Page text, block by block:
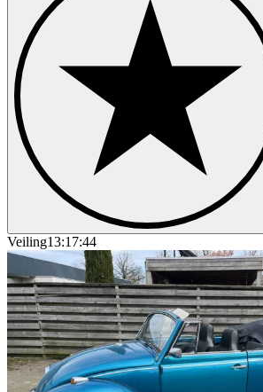
Veiling13:17:44